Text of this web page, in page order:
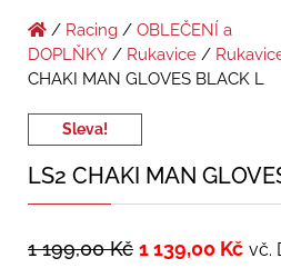
/ Racing / OBLEČENÍ a
DOPLŇKY / Rukavice /
CHAKI MAN GLOVES BLACK L
Sleva!
LS2 CHAKI MAN
1 199,00Kč 1 139,00 Kč vč.